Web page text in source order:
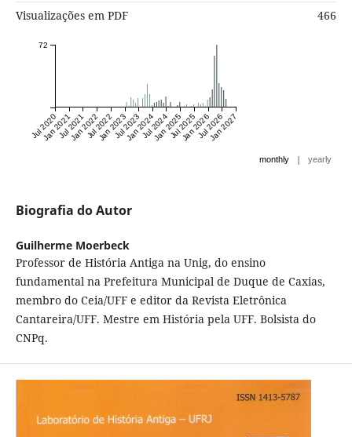
Visualizações em PDF 466
Jul 2020
Jan 2021Jul 2021
Jan 2022Jul 2022
Jan 2023Jul 2023
Jan 2024Jul 2024
Jan 2025Jul 2025
Jan 2026Jul 2026
Jan 2027
72
monthly | yearly
Biografia do Autor
Guilherme Moerbeck
Professor de História Antiga na Unig, do ensino
fundamental na Prefeitura Municipal de Duque de Caxias,
membro do Ceia/UFF e editor da Revista Eletrônica
Cantareira/UFF. Mestre em História pela UFF. Bolsista do
CNPq.